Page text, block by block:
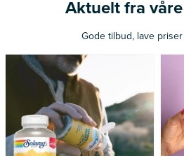
Aktuelt fra
Gode tilbud, lave
Nå: 260 kr Før: 325 kr